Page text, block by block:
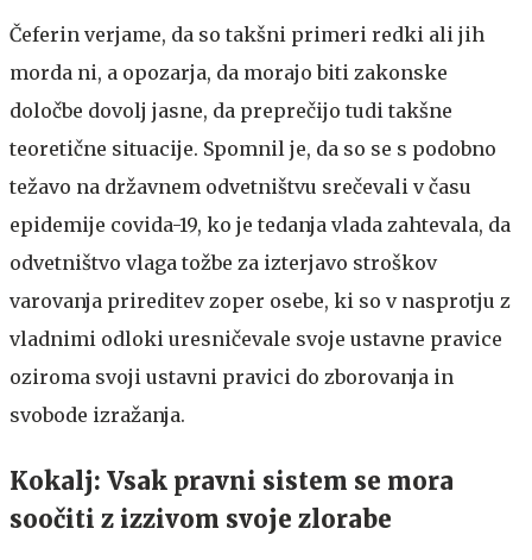
Čeferin verjame, da so takšni primeri redki ali jih
morda ni, a opozarja, da morajo biti zakonske
določbe dovolj jasne, da preprečijo tudi takšne
teoretične situacije. Spomnil je, da so se s podobno
težavo na državnem odvetništvu srečevali v času
epidemije covida-19, ko je tedanja vlada zahtevala, da
odvetništvo vlaga tožbe za izterjavo stroškov
varovanja prireditev zoper osebe, ki so v nasprotju z
vladnimi odloki uresničevale svoje ustavne pravice
oziroma svoji ustavni pravici do zborovanja in
svobode izražanja.
Kokalj: Vsak pravni sistem se mora
soočiti z izzivom svoje zlorabe